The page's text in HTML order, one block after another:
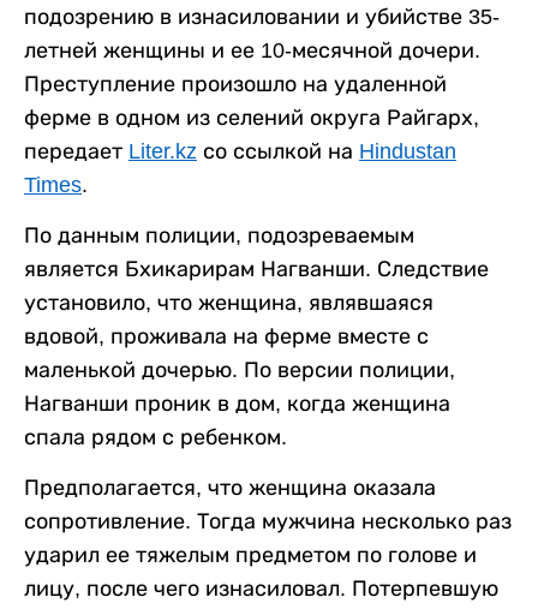
подозрению в изнасиловании и убийстве 35-
летней женщины и ее 10-месячной дочери.
Преступление произошло на удаленной
ферме в одном из селений округа Райгарх,
передает Liter.kz со ссылкой на Hindustan
Times.
По данным полиции, подозреваемым
является Бхикарирам Нагванши. Следствие
установило, что женщина, являвшаяся
вдовой, проживала на ферме вместе с
маленькой дочерью. По версии полиции,
Нагванши проник в дом, когда женщина
спала рядом с ребенком.
Предполагается, что женщина оказала
сопротивление. Тогда мужчина несколько раз
ударил ее тяжелым предметом по голове и
лицу, после чего изнасиловал. Потерпевшую